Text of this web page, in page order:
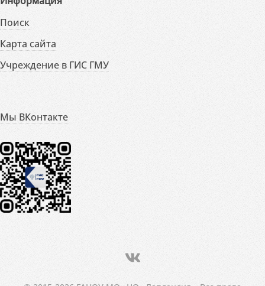
Поиск
Карта сайта
Учреждение в ГИС ГМУ
Мы ВКонтакте